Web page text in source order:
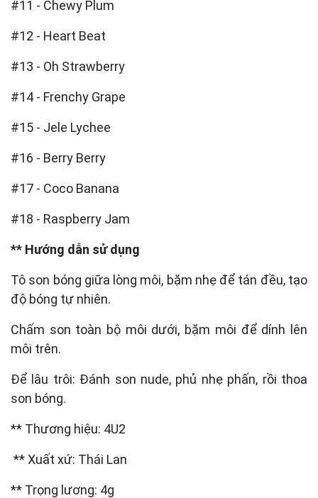
#11 - Chewy Plum
#12 - Heart Beat
#13 - Oh Strawberry
#14 - Frenchy Grape
#15 - Jele Lychee
#16 - Berry Berry
#17 - Coco Banana
#18 - Raspberry Jam
** Hướng dẫn sử dụng
Tô son bóng giữa lòng môi, bặm nhẹ để tán đều, tạo
độ bóng tự nhiên.
Chấm son toàn bộ môi dưới, bặm môi để dính lên
môi trên.
Để lâu trôi: Đánh son nude, phủ nhẹ phấn, rồi thoa
son bóng.
** Thương hiệu: 4U2
** Xuất xứ: Thái Lan
** Trọng lương: 4g